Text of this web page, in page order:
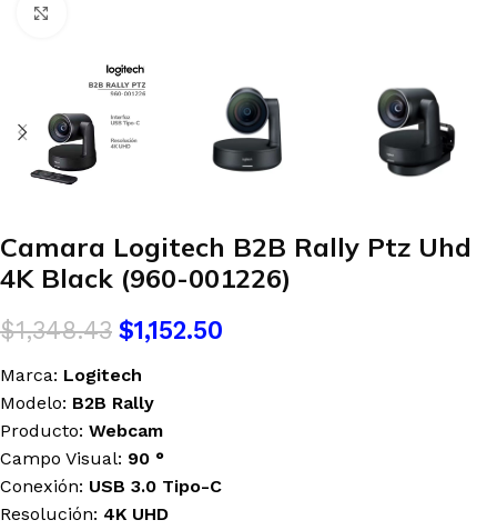
Camara Logitech B2B Rally Ptz Uhd
4K Black (960-001226)
$1,348.43 $1,152.50
Marca: Logitech
Modelo: B2B Rally
Producto: Webcam
Campo Visual: 90 °
Conexión: USB 3.0 Tipo-C
Resolución: 4K UHD